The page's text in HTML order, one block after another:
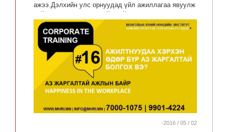
ажээ.Дэлхийн улс орнуудад үйл ажиллагаа явуулж
буй улсын болоод хувийн байгууллагууд гол төлөв
эдийн засгийн учир шалтгаанаар бүхий л түвшинд
ажиллаж буй хүн хүчнийхээ тоог цөөлж байгаагаас
үлдсэн хүмүүс нь ажил хөдөлмөрөө илүү шуурхай
хийж гүйцэтгэх шаардлагатай болдог ажээ.
-2016 / 05 / 02